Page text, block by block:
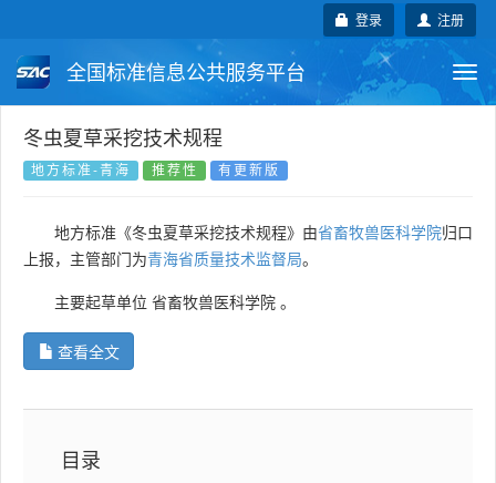
注册
登录
全国标准信息公共服务平台
国家标准 行业标准
国外标准 技术委员会
冬虫夏草采挖技术规程
地方标准-青海 推荐性 有更新版
地方标准《冬虫夏草采挖技术规程》由省畜牧兽医科学院归口
上报，主管部门为青海省质量技术监督局。
主要起草单位 省畜牧兽医科学院 。
查看全文
目录